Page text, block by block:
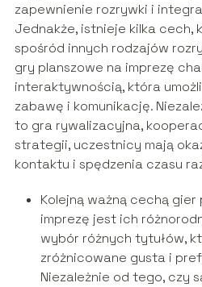
zapewnienie rozrywki i
Jednakże, istnieje kilka cech,
spośród innych rodzajów
gry planszowe na imprezę
interaktywnością, która
zabawę i komunikację.
to gra rywalizacyjna,
strategii, uczestnicy mają
kontaktu i spędzenia czasu
Kolejną ważną cechą
imprezę jest ich
wybór różnych tytułów,
zróżnicowane gusta i
Niezależnie od tego, czy